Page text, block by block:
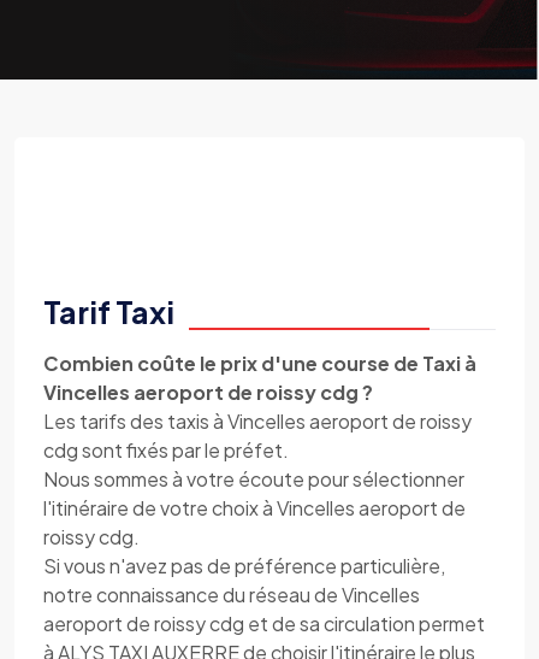
Tarif Taxi
Combien coûte le prix d'une course de Taxi à
Vincelles aeroport de roissy cdg ?
Les tarifs des taxis à Vincelles aeroport de roissy
cdg sont fixés par le préfet.
Nous sommes à votre écoute pour sélectionner
l'itinéraire de votre choix à Vincelles aeroport de
roissy cdg.
Si vous n'avez pas de préférence particulière,
notre connaissance du réseau de Vincelles
aeroport de roissy cdg et de sa circulation permet
à ALYS TAXI AUXERRE de choisir l'itinéraire le plus